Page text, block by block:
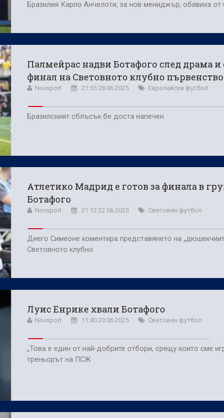
Бразилия Карло Анчелоти, за нов мениджър, обявиха от
Палмейрас надви Ботафого след драма и
финал на Световното клубно
Novsport 21:55 28.06.2025 Европейски футбол
Бразилският сблъсък бе доста напечен
Атлетико Мадрид е готов за финала в
Ботафого
Novsport 21:12 22.06.2025 Световен футбол
Диего Симеоне коментира представянето на
Световното клубно
Луис Енрике хвали Ботафого
Novsport 11:40 20.06.2025 Световен футбол
„Това е един от най-добрите отбори, срещу които сме
треньорът на ПСЖ